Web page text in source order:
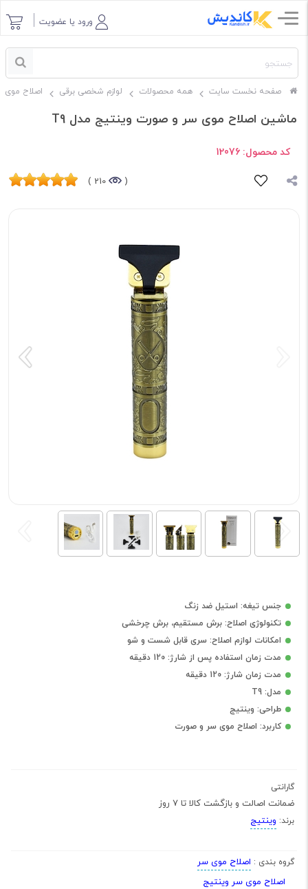
ورود یا عضویت
صفحه نخست سایت همه محصولات لوازم شخصی برقی اصلاح موی
ماشین اصلاح موی سر و صورت وینتیج مدل T9
کد محصول: 12076
(
210 )
جنس تیغه: استیل ضد زنگ
تکنولوژی اصلاح: برش مستقیم، برش چرخشی
امکانات لوازم اصلاح: سری قابل شست و شو
مدت زمان استفاده پس از شارژ: 120 دقیقه
مدت زمان شارژ: 120 دقیقه
مدل: T9
طراحی: وینتیج
کاربرد: اصلاح موی سر و صورت
گارانتی
ضمانت اصالت و بازگشت کالا تا 7 روز
برند: وینتیج
گروه بندی : اصلاح موی سر
اصلاح موی سر وینتیج